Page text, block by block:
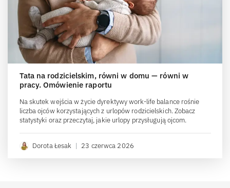
Tata na rodzicielskim, równi w domu — równi w
pracy. Omówienie raportu
Na skutek wejścia w życie dyrektywy work-life balance rośnie
liczba ojców korzystających z urlopów rodzicielskich. Zobacz
statystyki oraz przeczytaj, jakie urlopy przysługują ojcom.
Dorota Łesak | 23 czerwca 2026